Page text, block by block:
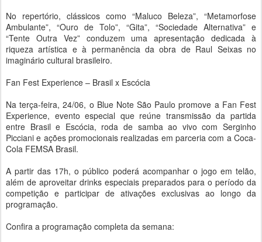
No repertório, clássicos como “Maluco Beleza”, “Metamorfose
Ambulante”, “Ouro de Tolo”, “Gita”, “Sociedade Alternativa” e
“Tente Outra Vez” conduzem uma apresentação dedicada à
riqueza artística e à permanência da obra de Raul Seixas no
imaginário cultural brasileiro.
Fan Fest Experience – Brasil x Escócia
Na terça-feira, 24/06, o Blue Note São Paulo promove a Fan Fest
Experience, evento especial que reúne transmissão da partida
entre Brasil e Escócia, roda de samba ao vivo com Serginho
Picciani e ações promocionais realizadas em parceria com a Coca-
Cola FEMSA Brasil.
A partir das 17h, o público poderá acompanhar o jogo em telão,
além de aproveitar drinks especiais preparados para o período da
competição e participar de ativações exclusivas ao longo da
programação.
Confira a programação completa da semana: